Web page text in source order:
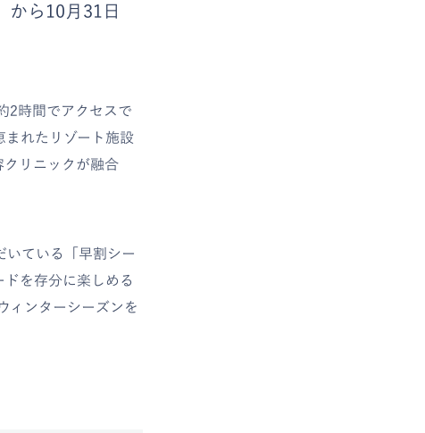
から10月31日
2時間でアクセスで
まれたリゾート施設
クリニックが融合
いている「早割シー
を存分に楽しめる
ィンターシーズンを